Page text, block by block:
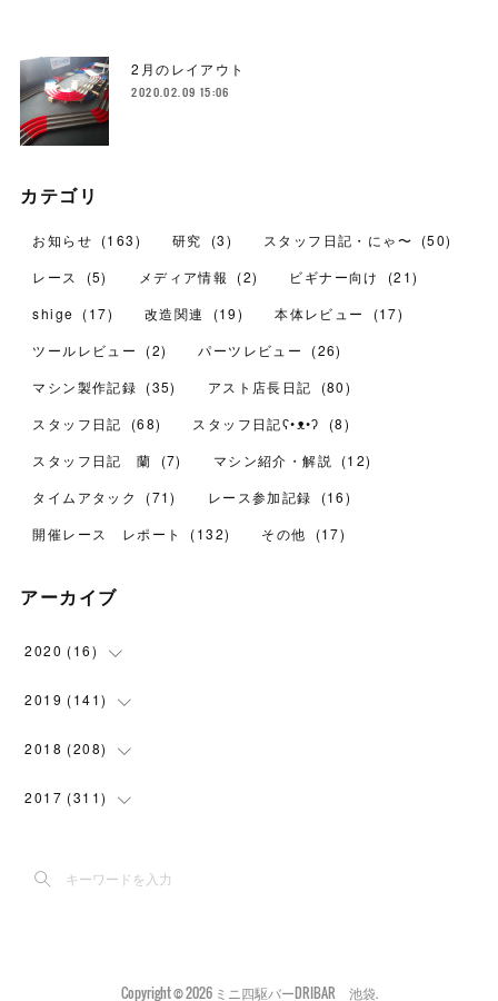
2月のレイアウト
2020.02.09 15:06
カテゴリ
お知らせ (163) 研究 (3) スタッフ日記・にゃ〜 (50)
レース
(5) メディア情報 (2) ビギナー向け (21)
shige (17) 改造関連 (19) 本体レビュー (17)
ツールレビュー
(2) パーツレビュー (26)
マシン製作記録 (35) アスト店長日記 (80)
スタッフ日記
(68) スタッフ日記ʕ•ᴥ•ʔ (8)
スタッフ日記 蘭
(7) マシン紹介・解説 (12)
タイムアタック
(71) レース参加記録 (16)
開催レース レポート
(132) その他 (17)
アーカイブ
2020 (16)
(1)
(6)
(9 )
2019 (141)
(24)
(38)
(
2018 (208)
(11)
2017 (311)
30)
Copyright ©2026 ミニ四駆バーDRIBAR 池袋.